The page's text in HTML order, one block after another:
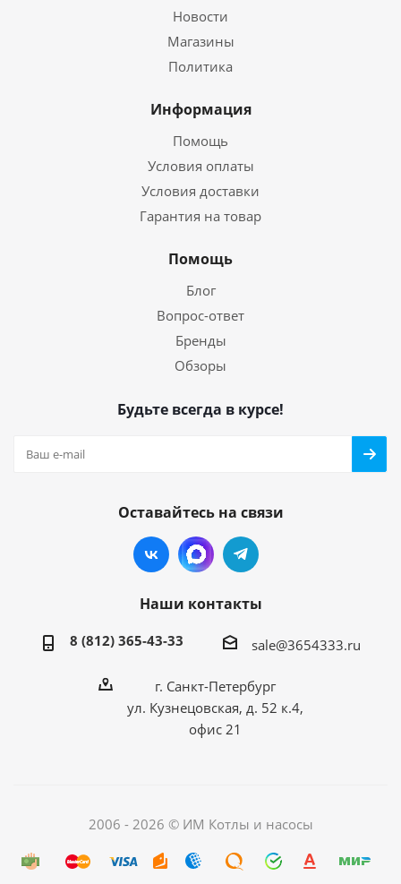
Новости
Магазины
Политика
Информация
Помощь
Условия оплаты
Условия доставки
Гарантия на товар
Помощь
Блог
Вопрос-ответ
Бренды
Обзоры
Будьте всегда в курсе!
Оставайтесь на связи
Наши контакты
8 (812) 365-43-33 sale@3654333.ru
г. Санкт-Петербург
ул. Кузнецовская, д. 52 к.4,
офис 21
2006 - 2026 © ИМ Котлы и насосы